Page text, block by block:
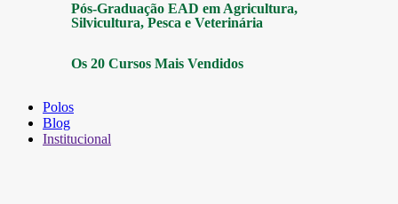
Pós-Graduação EAD em Agricultura,
Silvicultura, Pesca e Veterinária
Os 20 Cursos Mais Vendidos
Polos
Blog
Institucional